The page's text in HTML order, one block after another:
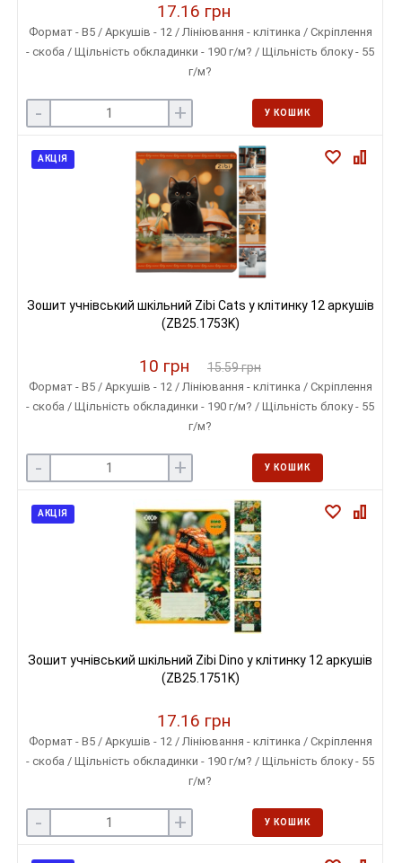
17.16 грн
Формат - B5 / Аркушів - 12 / Лініювання - клітинка / Скріплення
- скоба / Щільність обкладинки - 190 г/м? / Щільність блоку - 55
г/м?
- + У КОШИК
АКЦІЯ
Зошит учнівський шкільний Zibi Cats у клітинку 12 аркушів
(ZB25.1753K)
10 грн 15.59 грн
Формат - B5 / Аркушів - 12 / Лініювання - клітинка / Скріплення
- скоба / Щільність обкладинки - 190 г/м? / Щільність блоку - 55
г/м?
- + У КОШИК
АКЦІЯ
Зошит учнівський шкільний Zibi Dino у клітинку 12 аркушів
(ZB25.1751K)
17.16 грн
Формат - B5 / Аркушів - 12 / Лініювання - клітинка / Скріплення
- скоба / Щільність обкладинки - 190 г/м? / Щільність блоку - 55
г/м?
- + У КОШИК